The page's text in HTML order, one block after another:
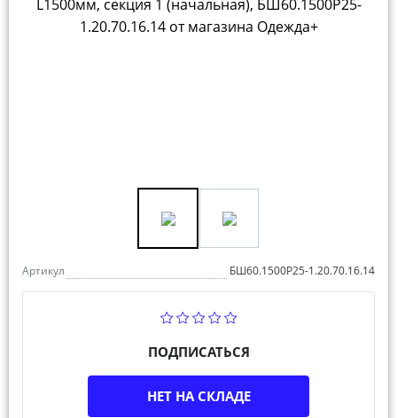
Артикул БШ60.1500Р25-1.20.70.16.14
ПОДПИСАТЬСЯ
НЕТ НА СКЛАДЕ